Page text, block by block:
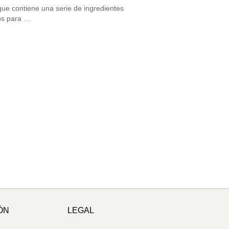
contiene una serie de ingredientes
para …
LEGAL